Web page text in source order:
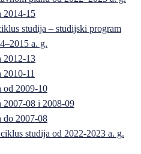
2014-15
studija – studijski program
a. g.
2012-13
11
od 2009-10
2007-08 i 2008-09
do 2007-08
studija od 2022-2023 a. g.